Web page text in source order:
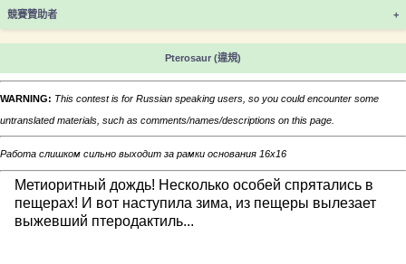
競賽贊助者 +
Pterosaur (違規)
WARNING: This contest is for Russian speaking users, so you could encounter some
untranslated materials, such as comments/names/descriptions on this page.
Работа слишком сильно выходит за рамки основания 16x16
Метиоритный дождь! Несколько особей спрятались в
пещерах! И вот наступила зима, из пещеры вылезает
выжевший птеродактиль...